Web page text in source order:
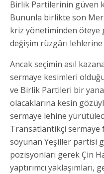
Birlik Partilerinin güven
Bununla birlikte son
kriz yönetiminden öteye
değişim rüzgârı lehlerine
Ancak seçimin asıl
sermaye kesimleri
ve Birlik Partileri bir
olacaklarına kesin
sermaye lehine
Transatlantikçi sermaye
soyunan Yeşiller partisi
pozisyonları gerek Çin
yaptırımcı yaklaşımları,